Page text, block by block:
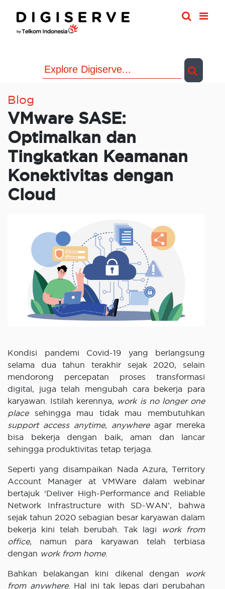
content
Blog
VMware SASE:
Optimalkan dan
Tingkatkan Keamanan
Konektivitas dengan
Cloud
Kondisi pandemi Covid-19 yang berlangsung
selama dua tahun terakhir sejak 2020, selain
mendorong percepatan proses transformasi
digital, juga telah mengubah cara bekerja para
karyawan. Istilah kerennya, work is no longer one
placesehingga mau tidak mau membutuhkan
support access anytime, anywhereagar mereka
bisa bekerja dengan baik, aman dan lancar
sehingga produktivitas tetap terjaga.
Seperti yang disampaikan Nada Azura, Territory
Account Manager at VMWare dalam webinar
bertajuk ‘Deliver High-Performance and Reliable
Network Infrastructure with SD-WAN’, bahwa
sejak tahun 2020 sebagian besar karyawan dalam
bekerja kini telah berubah. Tak lagi
work from
office, namun para karyawan telah terbiasa
dengan work from home.
Bahkan belakangan kini dikenal dengan
work
from anywhere. Hal ini tak lepas dari perubahan